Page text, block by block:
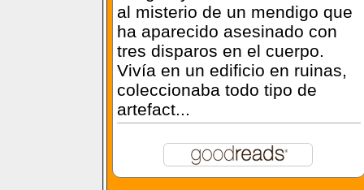
al misterio de un mendigo que
ha aparecido asesinado con
tres disparos en el cuerpo.
Vivía en un edificio en ruinas,
coleccionaba todo tipo de
artefact...